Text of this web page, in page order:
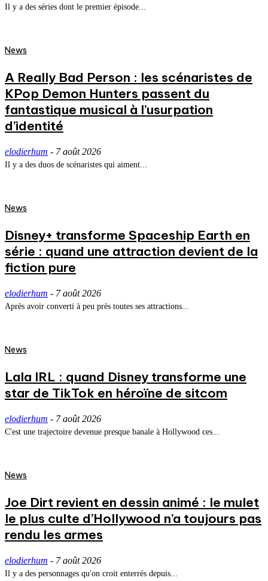
Il y a des séries dont le premier épisode...
News
A Really Bad Person : les scénaristes de
KPop Demon Hunters passent du
fantastique musical à l’usurpation
d’identité
elodierhum - 7 août 2026
Il y a des duos de scénaristes qui aiment...
News
Disney+ transforme Spaceship Earth en
série : quand une attraction devient de la
fiction pure
elodierhum - 7 août 2026
Après avoir converti à peu près toutes ses attractions...
News
Lala IRL : quand Disney transforme une
star de TikTok en héroïne de sitcom
elodierhum - 7 août 2026
C'est une trajectoire devenue presque banale à Hollywood ces...
News
Joe Dirt revient en dessin animé : le mulet
le plus culte d’Hollywood n’a toujours pas
rendu les armes
elodierhum - 7 août 2026
Il y a des personnages qu'on croit enterrés depuis...